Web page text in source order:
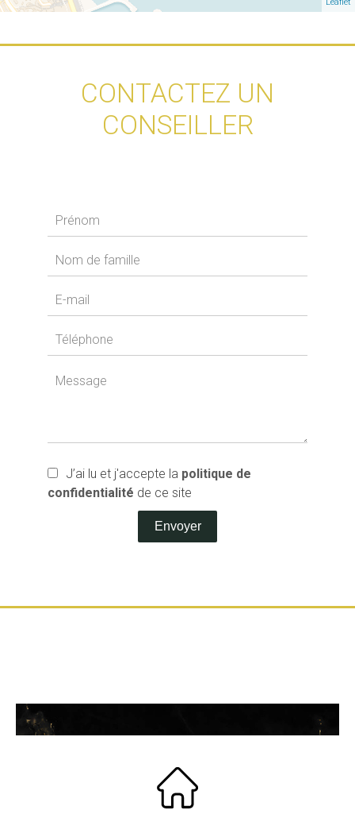
Leaflet
CONTACTEZ UN
CONSEILLER
J’ai lu et j'accepte la politique de
confidentialité de ce site
Envoyer